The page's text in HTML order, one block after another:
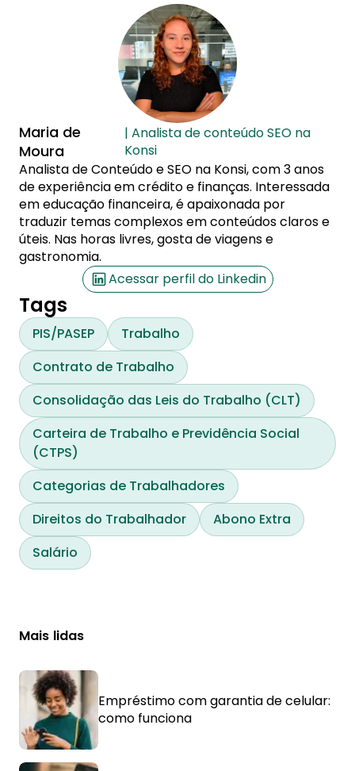
Maria de
Moura
| Analista de conteúdo SEO na
Konsi
Analista de Conteúdo e SEO na Konsi, com 3 anos
de experiência em crédito e finanças. Interessada
em educação financeira, é apaixonada por
traduzir temas complexos em conteúdos claros e
úteis. Nas horas livres, gosta de viagens e
gastronomia.
Acessar perfil do Linkedin
Tags
PIS/PASEP
Trabalho
Contrato de Trabalho
Consolidação das Leis do Trabalho (CLT)
Carteira de Trabalho e Previdência Social
(CTPS)
Categorias de Trabalhadores
Direitos do Trabalhador
Abono Extra
Salário
Mais lidas
Empréstimo com garantia de celular:
como funciona